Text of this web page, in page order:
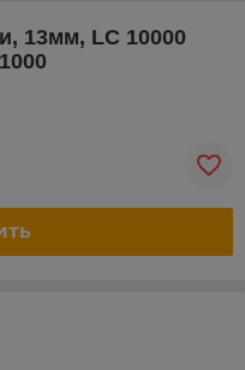
13мм, LC 10000